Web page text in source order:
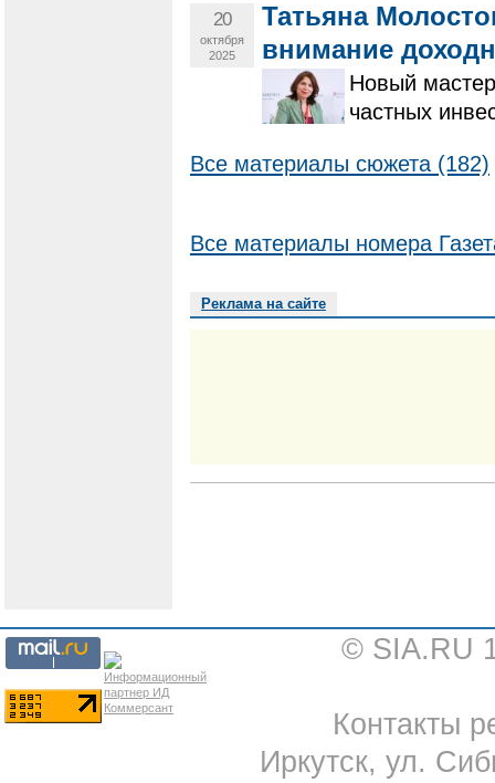
20
октября
2025
Татьяна
внимание
Новый
частных
Все материалы сюжета (182)
Все материалы номера
Реклама на сайте
© SIA.RU
Контакты
Иркутск, ул.